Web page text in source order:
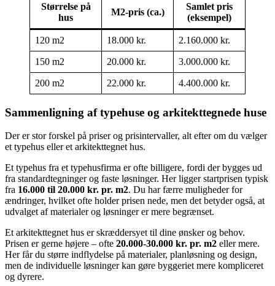
Størrelse på
hus
M2-pris (ca.)
Samlet pris
(eksempel)
120 m2 18.000 kr. 2.160.000 kr.
150 m2 20.000 kr. 3.000.000 kr.
200 m2 22.000 kr. 4.400.000 kr.
Sammenligning af typehuse og arkitekttegnede huse
Der er stor forskel på priser og prisintervaller, alt efter om du vælger
et typehus eller et arkitekttegnet hus.
Et typehus fra et typehusfirma er ofte billigere, fordi der bygges ud
fra standardtegninger og faste løsninger. Her ligger startprisen typisk
fra 16.000 til 20.000 kr. pr. m2. Du har færre muligheder for
ændringer, hvilket ofte holder prisen nede, men det betyder også, at
udvalget af materialer og løsninger er mere begrænset.
Et arkitekttegnet hus er skræddersyet til dine ønsker og behov.
Prisen er gerne højere – ofte 20.000-30.000 kr. pr. m2 eller mere.
Her får du større indflydelse på materialer, planløsning og design,
men de individuelle løsninger kan gøre byggeriet mere kompliceret
og dyrere.